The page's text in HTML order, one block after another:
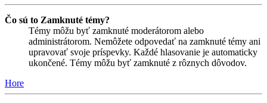
Čo sú to Zamknuté témy?
Témy môžu byť zamknuté moderátorom alebo
administrátorom. Nemôžete odpovedať na zamknuté témy ani
upravovať svoje príspevky. Každé hlasovanie je automaticky
ukončené. Témy môžu byť zamknuté z rôznych dôvodov.
Hore